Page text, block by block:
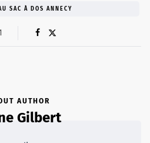
SAC À DOS ANNECY
AUTHOR
Gilbert